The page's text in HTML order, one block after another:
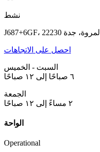
نشط
J687+6GF، المروة، جدة 22230
احصل على الاتجاهات
السبت - الخميس
٦ صباحًا إلى ١٢ صباحًا
الجمعة
٢ مساءً إلى ١٢ صباحًا
الواحة
Operational